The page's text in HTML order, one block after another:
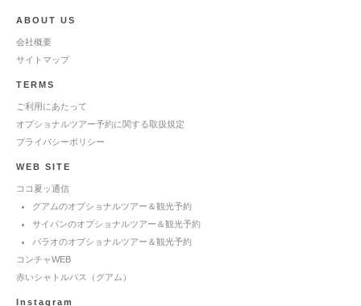
ABOUT US
会社概要
サイトマップ
TERMS
ご利用にあたって
オプショナルツアー予約に関する取扱規定
プライバシーポリシー
WEB SITE
ココ夏ッ通信
グアムのオプショナルツアー＆観光予約
サイパンのオプショナルツアー＆観光予約
パラオのオプショナルツアー＆観光予約
コンチャWEB
赤いシャトルバス（グアム）
Instagram